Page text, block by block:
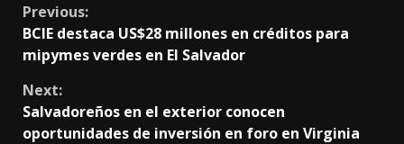
Continue
Reading
Previous:
BCIE destaca US$28 millones en créditos para
mipymes verdes en El Salvador
Next:
Salvadoreños en el exterior conocen
oportunidades de inversión en foro en Virginia